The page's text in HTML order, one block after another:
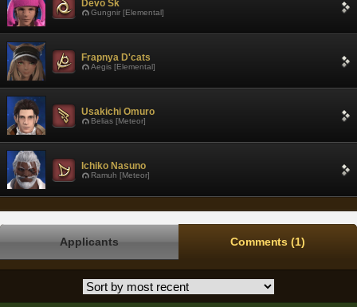
Devo Sk
Gungnir [Elemental]
Frapnya D'cats
Aegis [Elemental]
Usakichi Omuro
Belias [Meteor]
Ichiko Nasuno
Ramuh [Meteor]
Applicants Comments (1)